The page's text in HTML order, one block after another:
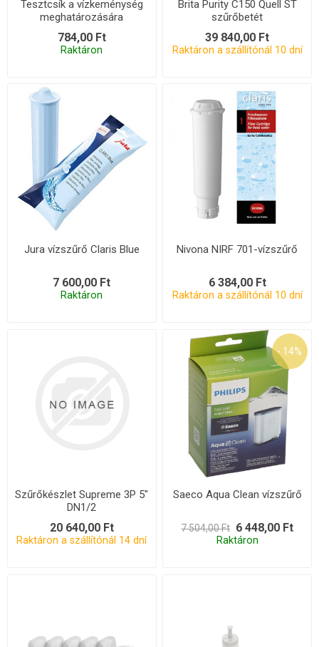
Tesztcsík a vízkeménység
meghatározására
784,00 Ft
Raktáron
Brita Purity C150 Quell ST
szűrőbetét
39 840,00 Ft
Raktáron a szállítónál 10 dní
Jura vízszűrő Claris Blue
7 600,00 Ft
Raktáron
Nivona NIRF 701-vízszűrő
6 384,00 Ft
Raktáron a szállítónál 10 dní
Szűrőkészlet Supreme 3P 5"
DN1/2
20 640,00 Ft
Raktáron a szállítónál 14 dní
- 14%
Saeco Aqua Clean vízszűrő
7 504,00 Ft 6 448,00 Ft
Raktáron